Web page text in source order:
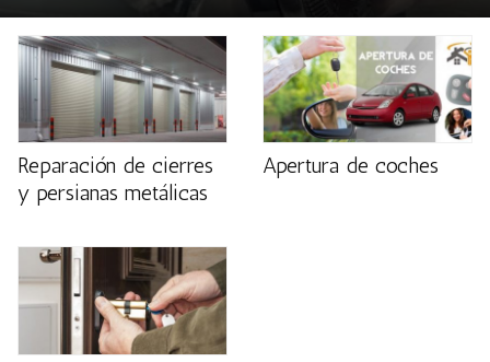
Reparación de cierres
y persianas metálicas
Apertura de coches